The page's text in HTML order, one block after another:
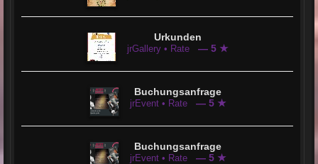
Urkunden
jrGallery • Rate — 5 ★
Buchungsanfrage
jrEvent • Rate — 5 ★
Buchungsanfrage
jrEvent • Rate — 5 ★